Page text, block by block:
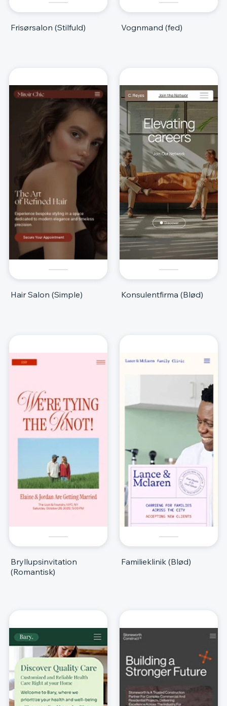
Frisørsalon (Stilfuld) Vognmand (fed)
Hair Salon (Simple) Konsulentfirma (Blød)
Bryllupsinvitation
(Romantisk)
Familieklinik (Blød)